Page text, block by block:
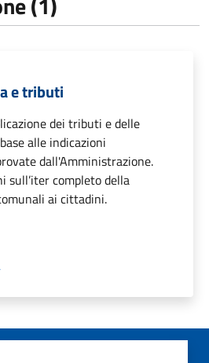
e tributi
dei tributi e delle
alle indicazioni
dall'Amministrazione.
sull’iter completo della
ai cittadini.